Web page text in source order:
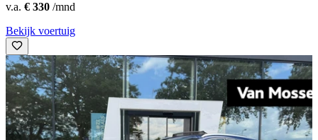
v.a. € 330 /mnd
Bekijk voertuig